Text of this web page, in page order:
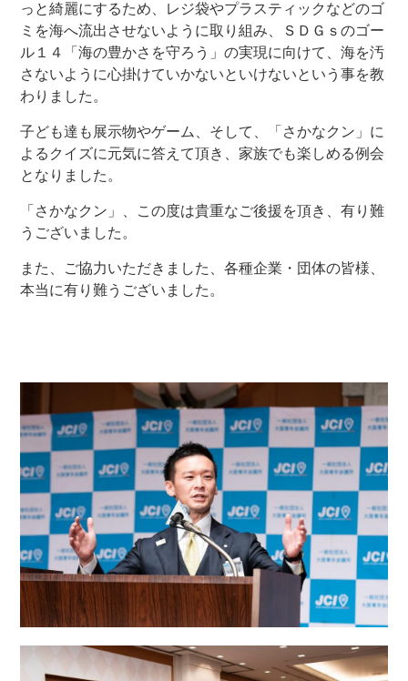
っと綺麗にするため、レジ袋やプラスティックなどのゴ
ミを海へ流出させないように取り組み、ＳＤＧｓのゴー
ル１４「海の豊かさを守ろう」の実現に向けて、海を汚
さないように心掛けていかないといけないという事を教
わりました。
子ども達も展示物やゲーム、そして、「さかなクン」に
よるクイズに元気に答えて頂き、家族でも楽しめる例会
となりました。
「さかなクン」、この度は貴重なご後援を頂き、有り難
うございました。
また、ご協力いただきました、各種企業・団体の皆様、
本当に有り難うございました。